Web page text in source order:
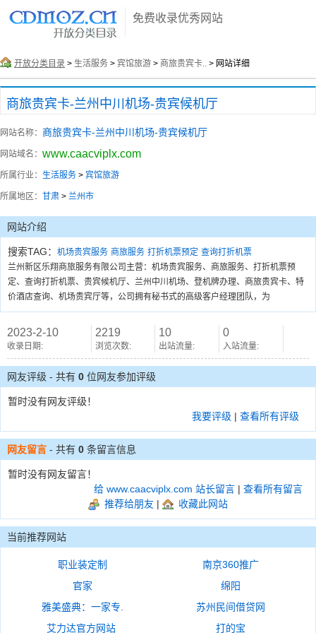
免费收录优秀网站
开放分类目录 > 生活服务 > 宾馆旅游 > 商旅贵宾卡.. > 网站详细
商旅贵宾卡-兰州中川机场-贵宾候机厅
网站名称： 商旅贵宾卡-兰州中川机场-贵宾候机厅
网站域名： www.caacviplx.com
所属行业： 生活服务 > 宾馆旅游
所属地区： 甘肃 > 兰州市
网站介绍
搜索TAG： 机场贵宾服务 商旅服务 打折机票预定 查询打折机票
兰州新区乐翔商旅服务有限公司主营：机场贵宾服务、商旅服务、打折机票预
定、查询打折机票、贵宾候机厅、兰州中川机场、登机牌办理、商旅贵宾卡、特
价酒店查询、机场贵宾厅等，公司拥有秘书式的高级客户经理团队，为
2023-2-10
收录日期:
2219
浏览次数:
10
出站流量:
0
入站流量:
网友评级 - 共有 0 位网友参加评级
暂时没有网友评级！
我要评级 | 查看所有评级
网友留言 - 共有 0 条留言信息
暂时没有网友留言！
给 www.caacviplx.com 站长留言 | 查看所有留言
推荐给朋友 | 收藏此网站
当前推荐网站
职业装定制
南京360推广
官家
绵阳
雅美盛典：一家专.
苏州民间借贷网
艾力达官方网站
打的宝